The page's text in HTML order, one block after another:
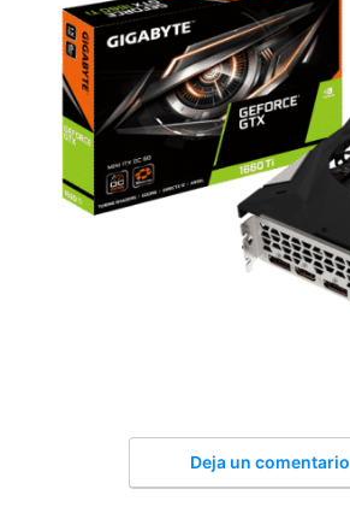
Deja un comentario